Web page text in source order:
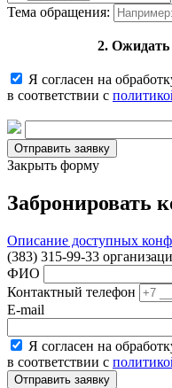
Тема обращения:
2. Ожидать
Я согласен на
в соответствии с
Закрыть форму
Забронировать
Описание доступных
(383) 315-99-33
ФИО
Контактный телефон
E-mail
Я согласен на
в соответствии с